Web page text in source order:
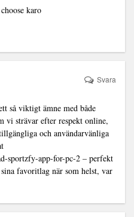
karo
så viktigt ämne med både
vi strävar efter respekt online,
och användarvänliga
sportzfy-app-for-pc-2 – perfekt
favoritlag när som helst, var
Svara